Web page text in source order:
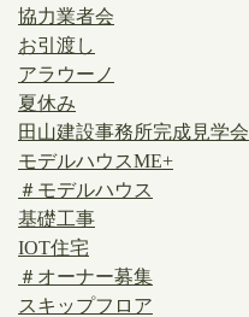
協力業者会
お引渡し
アラウーノ
夏休み
田山建設事務所完成見学会
モデルハウスME+
＃モデルハウス
基礎工事
IOT住宅
＃オーナー募集
スキップフロア